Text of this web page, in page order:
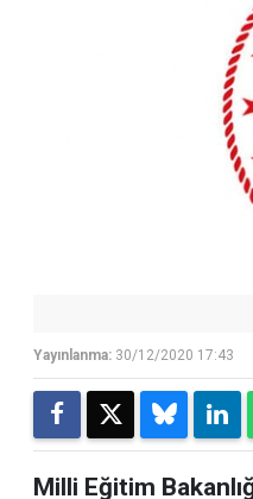
Yayınlanma: 30/12/2020 17:43
Milli Eğitim